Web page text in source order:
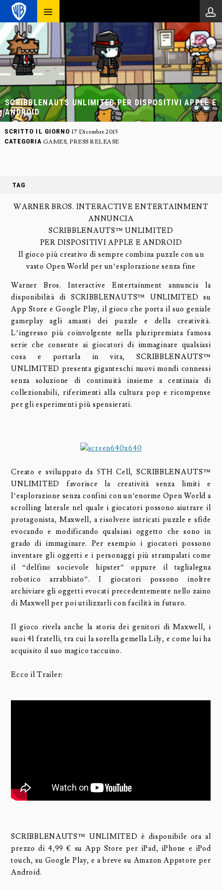
SCRIBBLENAUTS UNLIMITED PER DISPOSITIVI APPLE E
ANDROID
SCRITTO IL GIORNO 17 Dicembre 2015
CATEGORIA GAMES, PRESS RELEASE
TAG
WARNER BROS. INTERACTIVE ENTERTAINMENT
ANNUNCIA
SCRIBBLENAUTS™ UNLIMITED
PER DISPOSITIVI APPLE E ANDROID
Il gioco più creativo di sempre combina puzzle con un
vasto Open World per un’esplorazione senza fine
Warner Bros. Interactive Entertainment annuncia la
disponibilità di SCRIBBLENAUTS™ UNLIMITED su
App Store e Google Play, il gioco che porta il suo geniale
gameplay agli amanti dei puzzle e della creatività.
L’ingresso più coinvolgente nella pluripremiata famosa
serie che consente ai giocatori di immaginare qualsiasi
cosa e portarla in vita, SCRIBBLENAUTS™
UNLIMITED presenta giganteschi nuovi mondi connessi
senza soluzione di continuità insieme a centinaia di
collezionabili, riferimenti alla cultura pop e ricompense
per gli esperimenti più spensierati.
Creato e sviluppato da 5TH Cell, SCRIBBLENAUTS™
UNLIMITED favorisce la creatività senza limiti e
l’esplorazione senza confini con un’enorme Open World a
scrolling laterale nel quale i giocatori possono aiutrare il
protagonista, Maxwell, a risolvere intricati puzzle e sfide
evocando e modificando qualsiasi oggetto che sono in
grado di immaginare. Per esempio i giocatori possono
inventare gli oggetti e i personaggi più strampalati come
il “delfino socievole hipster” oppure il taglialegna
robotico arrabbiato”. I giocatori possono inoltre
archiviare gli oggetti evocati precedentemente nello zaino
di Maxwell per poi utilizzarli con facilità in futuro.
Il gioco rivela anche la storia dei genitori di Maxwell, i
suoi 41 fratelli, tra cui la sorella gemella Lily, e come lui ha
acquisito il suo magico taccuino.
Ecco il Trailer:
SCRIBBLENAUTS™ UNLIMITED è disponibile ora al
prezzo di 4,99 € su App Store per iPad, iPhone e iPod
touch, su Google Play, e a breve su Amazon Appstore per
Android.